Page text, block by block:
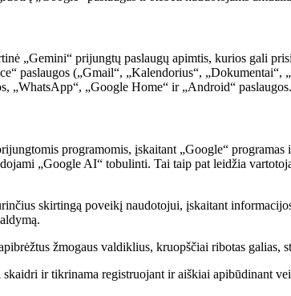
„Gemini“ prijungtų paslaugų apimtis, kurios gali
paslaugos („Gmail“, „Kalendorius“,
„WhatsApp“, „Google Home“ ir „Android“ paslaugos.
programomis, įskaitant „Google“
„Google AI“ tobulinti. Tai taip pat leidžia
skirtingą poveikį naudotojui, įskaitant
žmogaus valdiklius, kruopščiai ribotas galias,
ir tikrinama registruojant ir aiškiai apibūdinant